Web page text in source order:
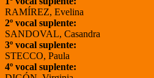
RAMÍREZ, Evelina
2º vocal suplente:
SANDOVAL, Casandra
3º vocal suplente:
STECCO, Paula
4º vocal suplente: